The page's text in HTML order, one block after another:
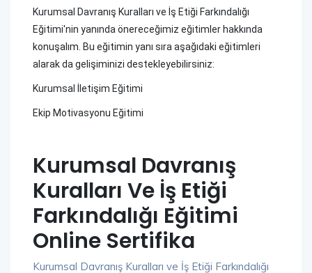
Kurumsal Davranış Kuralları ve İş Etiği Farkındalığı
Eğitimi'nin yanında önereceğimiz eğitimler hakkında
konuşalım. Bu eğitimin yanı sıra aşağıdaki eğitimleri
alarak da gelişiminizi destekleyebilirsiniz:
Kurumsal İletişim Eğitimi
Ekip Motivasyonu Eğitimi
Kurumsal Davranış
Kuralları Ve İş Etiği
Farkındalığı Eğitimi
Online Sertifika
Kurumsal Davranış Kuralları ve İş Etiği Farkındalığı